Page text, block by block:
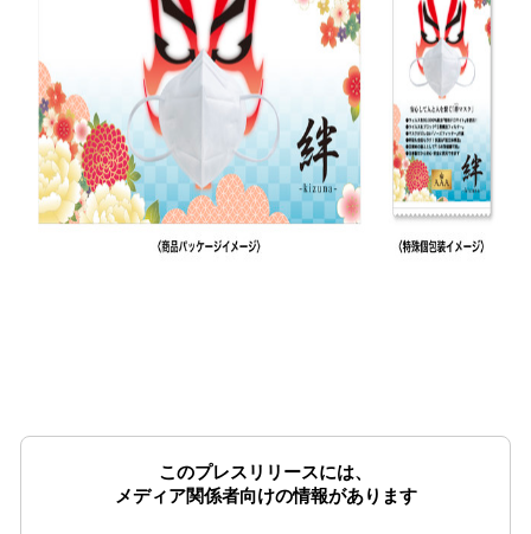
このプレスリリースには、
メディア関係者向けの情報があります